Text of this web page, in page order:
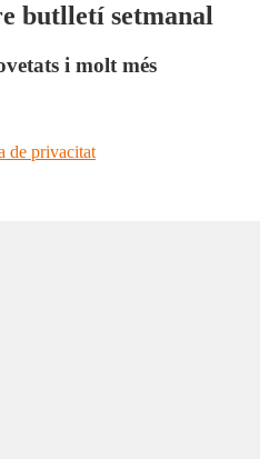
butlletí setmanal
i molt més
de privacitat